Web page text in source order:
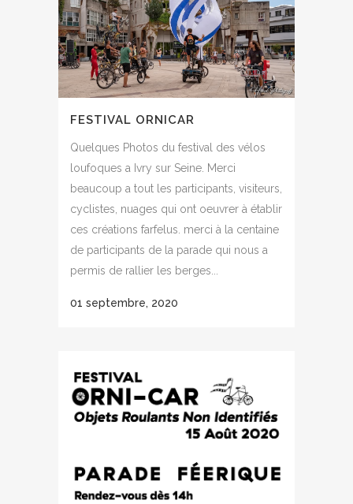
FESTIVAL ORNICAR
Quelques Photos du festival des vélos
loufoques a Ivry sur Seine. Merci
beaucoup a tout les participants, visiteurs,
cyclistes, nuages qui ont oeuvrer à établir
ces créations farfelus. merci à la centaine
de participants de la parade qui nous a
permis de rallier les berges...
01 septembre, 2020